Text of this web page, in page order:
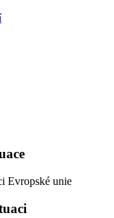
Evropské unie